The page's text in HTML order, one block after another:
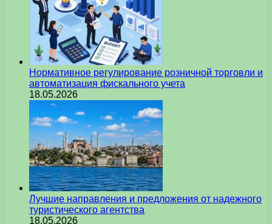
Нормативное регулирование розничной торговли и
автоматизация фискального учета
18.05.2026
Лучшие направления и предложения от надежного
туристического агентства
18.05.2026